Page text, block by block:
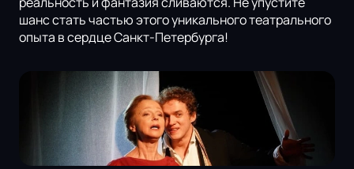
шанс стать частью этого уникального театрального
опыта в сердце Санкт-Петербурга!